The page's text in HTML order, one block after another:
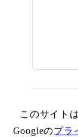
このサイト
Googleのプラ